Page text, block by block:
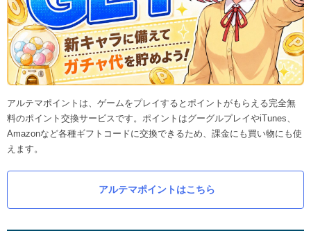
アルテマポイントは、ゲームをプレイするとポイントがもらえる完全無
料のポイント交換サービスです。ポイントはグーグルプレイやiTunes、
Amazonなど各種ギフトコードに交換できるため、課金にも買い物にも使
えます。
アルテマポイントはこちら